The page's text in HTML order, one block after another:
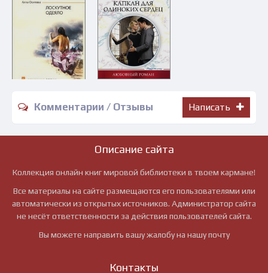
Комментарии / Отзывы Написать
Описание сайта
Коллекция онлайн книг мировой библиотеки в твоем кармане!
Все материалы на сайте размещаются его пользователями или
автоматически из открытых источников. Администратор сайта
не несёт ответственности за действия пользователей сайта.
Вы можете направить вашу жалобу на нашу почту
Контакты